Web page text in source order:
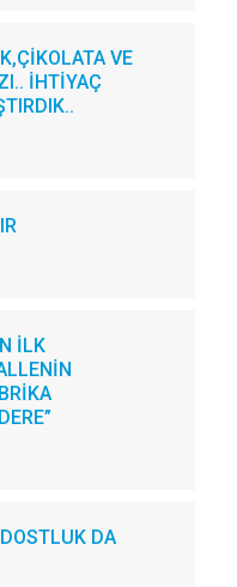
VE
İHTİYAÇ
İLK
DA